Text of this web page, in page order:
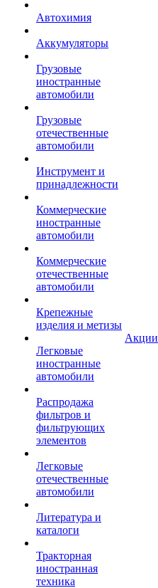
Автохимия
Аккумуляторы
Грузовые
иностранные
автомобили
Грузовые
отечественные
автомобили
Инструмент и
принадлежности
Коммерческие
иностранные
автомобили
Коммерческие
отечественные
автомобили
Крепежные
изделия и метизы
Легковые
иностранные
автомобили
Распродажа
фильтров и
фильтрующих
элементов
Легковые
отечественные
автомобили
Литература и
каталоги
Тракторная
иностранная
техника
Акции